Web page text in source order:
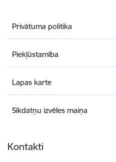
Privātuma politika
Piekļūstamība
Lapas karte
Sīkdatņu izvēles maiņa
Kontakti